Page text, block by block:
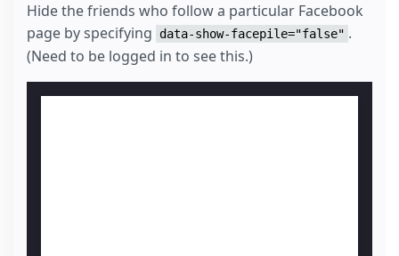
Hide the friends who follow a particular Facebook
page by specifying
data-show-facepile="false" .
(Need to be logged in to see this.)